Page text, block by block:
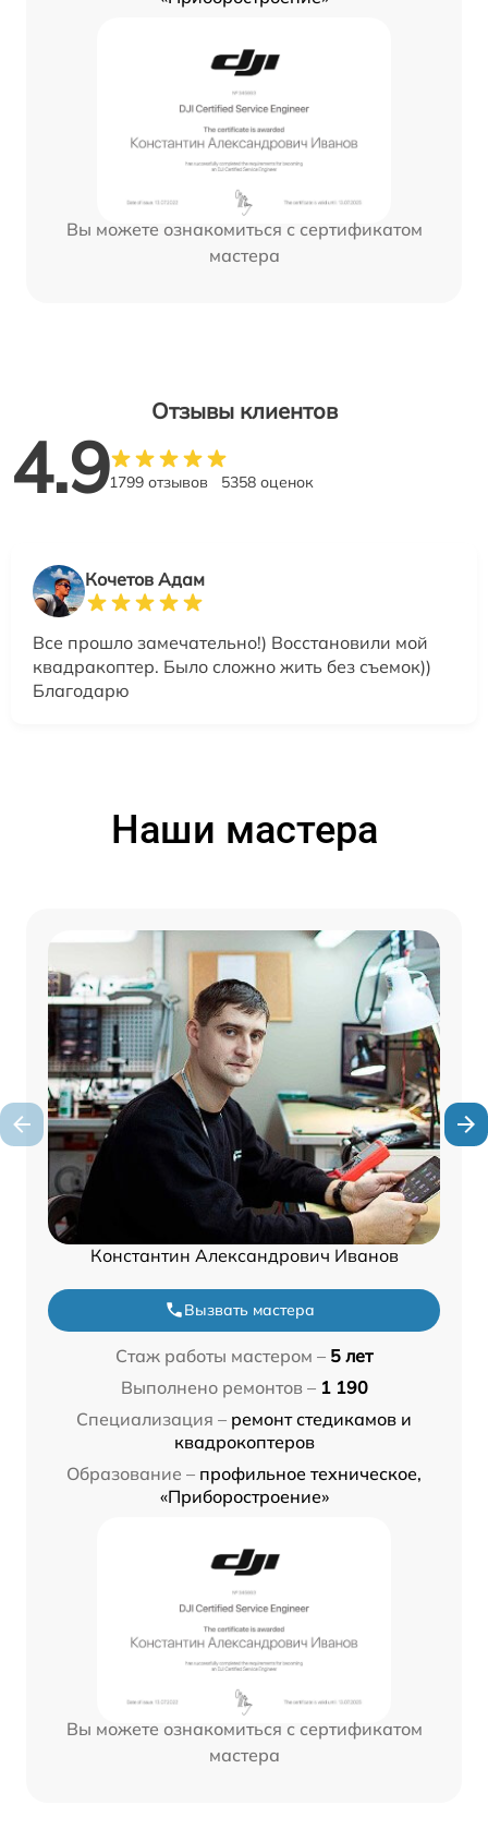
Вы можете ознакомиться с сертификатом
мастера
Отзывы клиентов
4.91799 отзывов 5358 оценок
Кочетов Адам
Все прошло замечательно!) Восстановили мой
квадракоптер. Было сложно жить без съемок))
Благодарю
Наши мастера
Константин Александрович Иванов
Вызвать мастера
Стаж работы мастером – 5 лет
Выполнено ремонтов – 1 190
Специализация – ремонт стедикамов и
квадрокоптеров
Образование – профильное техническое,
«Приборостроение»
Вы можете ознакомиться с сертификатом
мастера